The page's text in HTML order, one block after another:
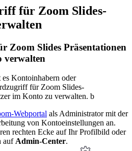
für Zoom Slides-
Zoom Slides Präsentationen
verwalten
Kontoinhabern oder
für Zoom Slides-
im Konto zu verwalten. b
Webportal als Administrator mit der
von Kontoeinstellungen an.
rechten Ecke auf Ihr Profilbild oder
auf Admin-Center.